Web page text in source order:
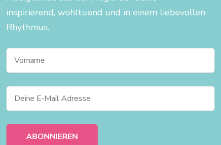
inspirierend, wohltuend und in einem liebevollen
Rhythmus.